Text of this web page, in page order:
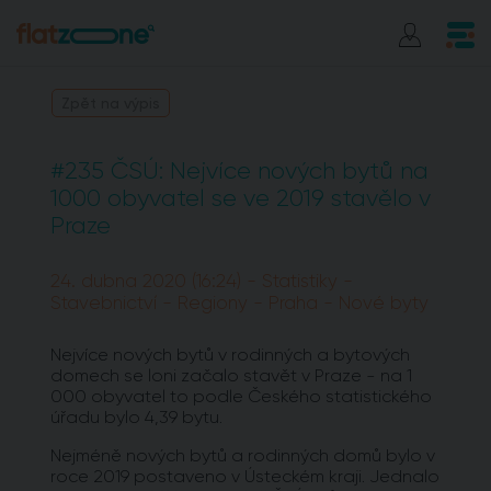
#235 ČSÚ: Nejvíce nových bytů na
1000 obyvatel se ve 2019 stavělo v
Praze
24. dubna 2020 (16:24) - Statistiky -
Stavebnictví - Regiony - Praha - Nové byty
Nejvíce nových bytů v rodinných a bytových
domech se loni začalo stavět v Praze - na 1
000 obyvatel to podle Českého statistického
úřadu bylo 4,39 bytu.
Nejméně nových bytů a rodinných domů bylo v
roce 2019 postaveno v Ústeckém kraji. Jednalo